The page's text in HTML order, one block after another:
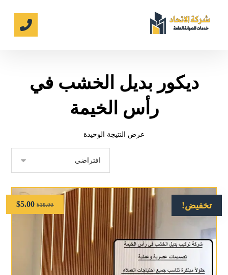
ديكور بديل الخشب في
رأس الخيمة
عرض النتيجة الوحيدة
تخفيض! $10.00
$5.00